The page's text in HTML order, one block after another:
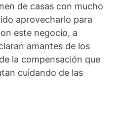
de casas con mucho
aprovecharlo para
este negocio, a
amantes de los
la compensación que
cuidando de las